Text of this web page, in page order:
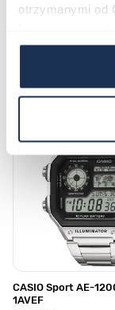
otrzymanymi od
Poruszanie się po
Naciśnij, aby
Naciśnij, aby
CASIO Sport AE-
1AVEF